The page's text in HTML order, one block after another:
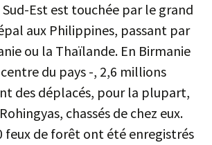
Sud-Est est touchée par le grand
aux Philippines, passant par
ou la Thaïlande. En Birmanie
du pays -, 2,6 millions
des déplacés, pour la plupart,
chassés de chez eux.
feux de forêt ont été enregistrés